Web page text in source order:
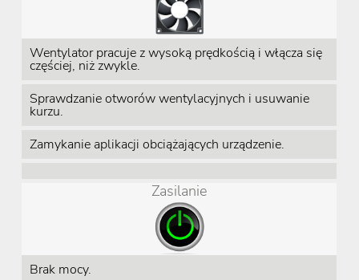
Wentylator pracuje z wysoką prędkością i włącza się
częściej, niż zwykle.
Sprawdzanie otworów wentylacyjnych i usuwanie
kurzu.
Zamykanie aplikacji obciążających urządzenie.
Zasilanie
Brak mocy.